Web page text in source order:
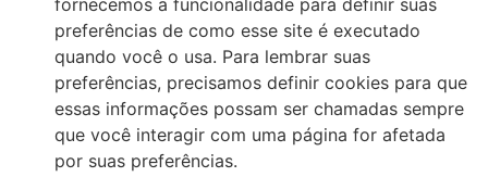
fornecemos a funcionalidade para definir suas
preferências de como esse site é executado
quando você o usa. Para lembrar suas
preferências, precisamos definir cookies para que
essas informações possam ser chamadas sempre
que você interagir com uma página for afetada
por suas preferências.